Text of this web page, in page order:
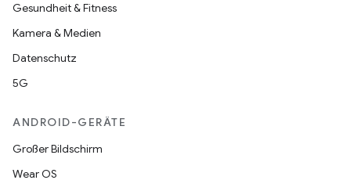
Gesundheit & Fitness
Kamera & Medien
Datenschutz
5G
ANDROID-GERÄTE
Großer Bildschirm
Wear OS